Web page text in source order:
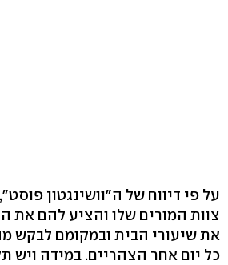
על פי דיווח של ה"וושינגטון
צוות המורים שלו והציע להם
את שיעורי הבית ובמקומם לבקש
כל יום אחר הצהריים. במידה ויש